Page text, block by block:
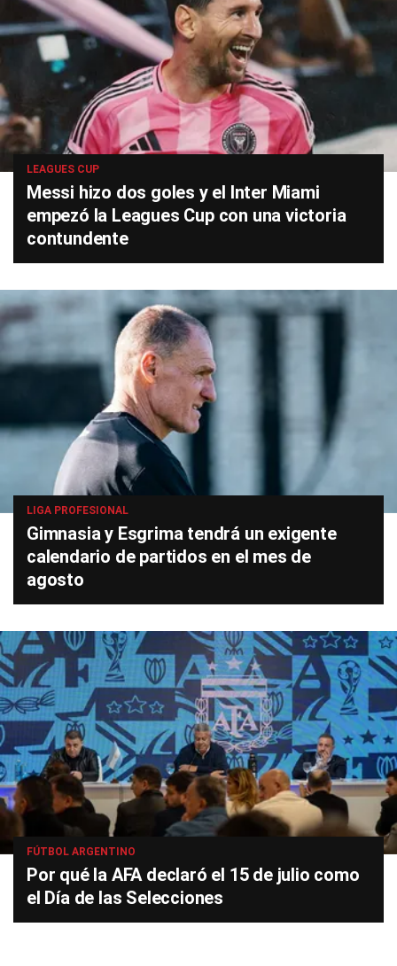
LEAGUES CUP
Messi hizo dos goles y el Inter Miami
empezó la Leagues Cup con una victoria
contundente
LIGA PROFESIONAL
Gimnasia y Esgrima tendrá un exigente
calendario de partidos en el mes de
agosto
FÚTBOL ARGENTINO
Por qué la AFA declaró el 15 de julio como
el Día de las Selecciones